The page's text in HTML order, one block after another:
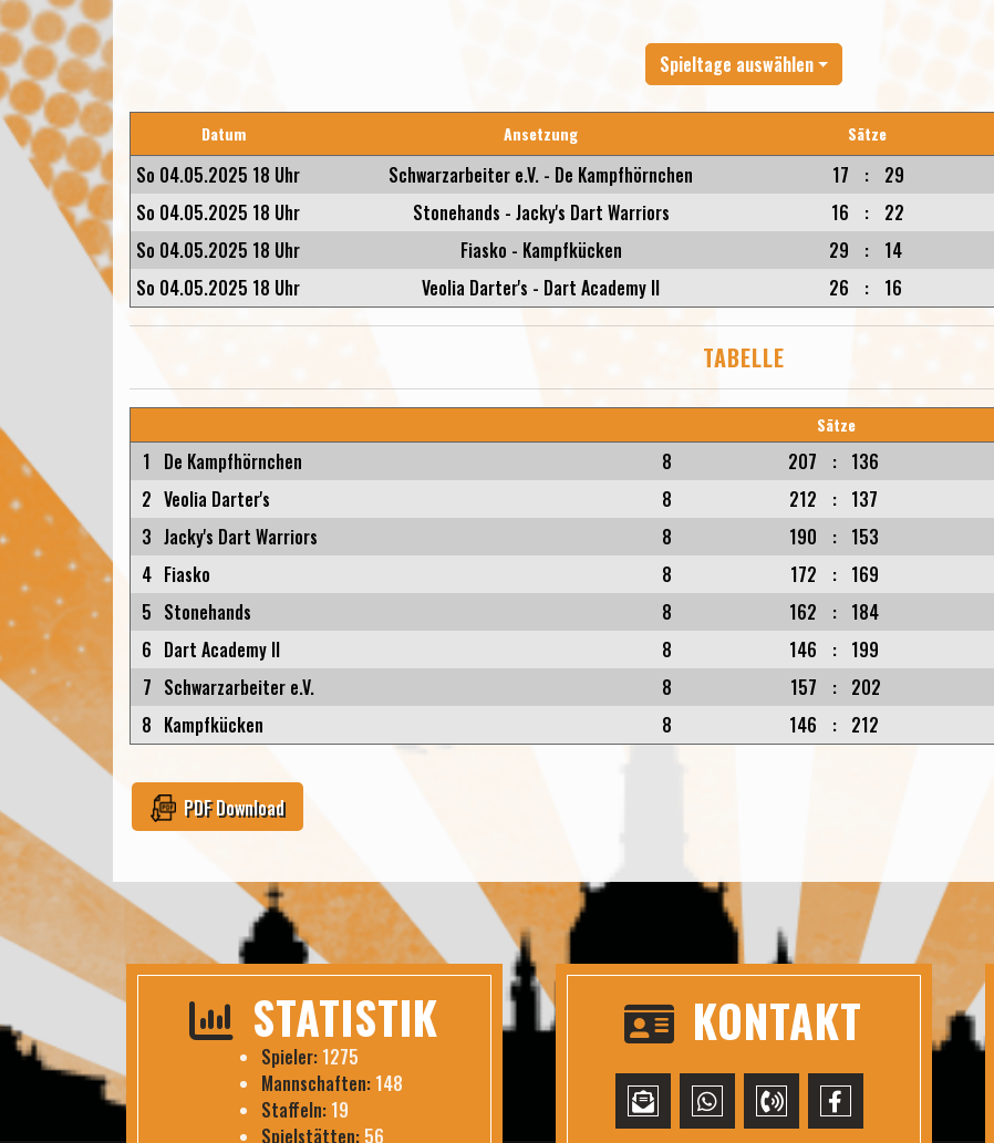
Spieltage auswählen
Datum Ansetzung Sätze
So 04.05.2025 18 Uhr Schwarzarbeiter e.V. - De Kampfhörnchen 17 : 29
So 04.05.2025 18 Uhr
Stonehands - Jacky's Dart Warriors 16 : 22
So 04.05.2025 18 Uhr
Fiasko - Kampfkücken 29 : 14
So 04.05.2025 18 Uhr
Veolia Darter's - Dart Academy II 26 : 16
TABELLE
Sätze
1 De Kampfhörnchen 8 207 : 136
2 Veolia Darter's 8 212 : 137
3 Jacky's Dart Warriors 8 190 : 153
4 Fiasko 8 172 : 169
5 Stonehands 8 162 : 184
6 Dart Academy II 8 146 : 199
7 Schwarzarbeiter e.V. 8 157 : 202
8 Kampfkücken 8 146 : 212
PDF Download
STATISTIK
Spieler:1275
Mannschaften:148
Staffeln:19
Spielstätten:56
KONTAKT